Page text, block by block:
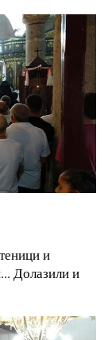
и
Долазили и